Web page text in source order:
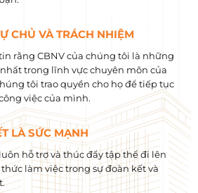
CHỦ VÀ TRÁCH NHIỆM
rằng CBNV của chúng tôi là những
trong lĩnh vực chuyên môn của
tôi trao quyền cho họ để tiếp tục
việc của mình.
LÀ SỨC MẠNH
hỗ trợ và thúc đẩy tập thể đi lên
làm việc trong sự đoàn kết và